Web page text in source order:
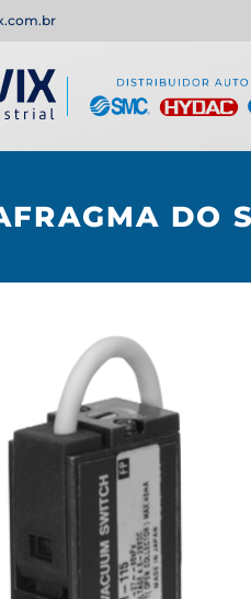
DO